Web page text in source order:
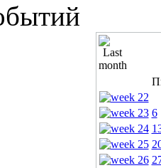
6